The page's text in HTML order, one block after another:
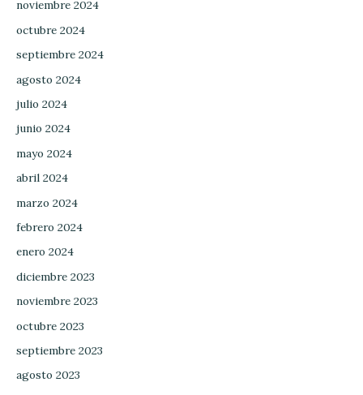
noviembre 2024
octubre 2024
septiembre 2024
agosto 2024
julio 2024
junio 2024
mayo 2024
abril 2024
marzo 2024
febrero 2024
enero 2024
diciembre 2023
noviembre 2023
octubre 2023
septiembre 2023
agosto 2023